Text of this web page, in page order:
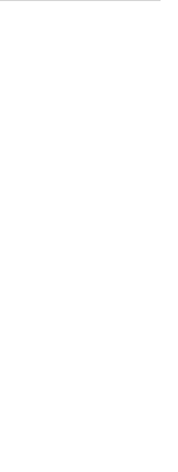
수하면 서비스 요청
검토 대기 중입니
승인합니다.